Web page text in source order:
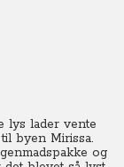
lys lader vente
byen Mirissa.
og